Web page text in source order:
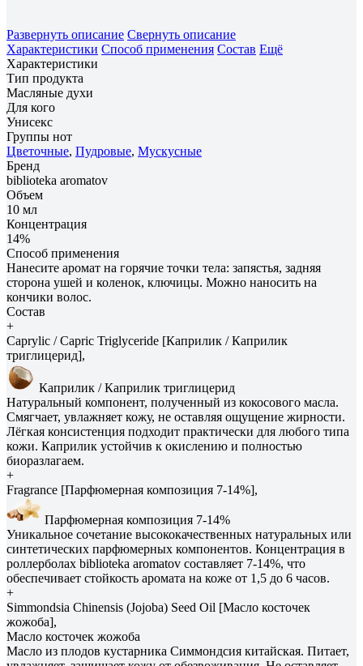
Развернуть описание Свернуть описание
Характеристики Способ применения Состав Ещё
Характеристики
Тип продукта
Масляные духи
Для кого
Унисекс
Группы нот
Цветочные, Пудровые, Мускусные
Бренд
biblioteka aromatov
Объем
10 мл
Концентрация
14%
Способ применения
Нанесите аромат на горячие точки тела: запястья, задняя
сторона ушей и коленок, ключицы. Можно наносить на
кончики волос.
Состав
+
Caprylic / Capric Triglyceride [Каприлик / Каприлик
триглицерид],
Каприлик / Каприлик триглицерид
Натуральный компонент, полученный из кокосового масла.
Смягчает, увлажняет кожу, не оставляя ощущение жирности.
Лёгкая консистенция подходит практически для любого типа
кожи. Каприлик устойчив к окислению и полностью
биоразлагаем.
+
Fragrance [Парфюмерная композиция 7-14%],
Парфюмерная композиция 7-14%
Уникальное сочетание высококачественных натуральных или
синтетических парфюмерных компонентов. Концентрация в
роллерболах biblioteka aromatov составляет 7-14%, что
обеспечивает стойкость аромата на коже от 1,5 до 6 часов.
+
Simmondsia Сhinensis (Jojoba) Seed Oil [Масло косточек
жожоба],
Масло косточек жожоба
Масло из плодов кустарника Симмондсия китайская. Питает,